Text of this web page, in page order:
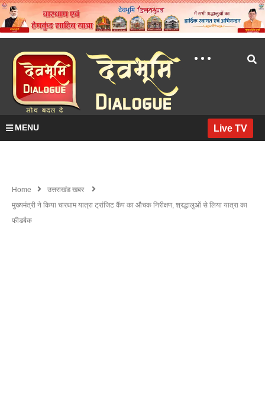
MENU Live TV
Home
उत्तराखंड खबर
मुख्यमंत्री ने किया चारधाम यात्रा ट्रांजिट कैंप का औचक निरीक्षण, श्रद्धालुओं से लिया यात्रा का
फीडबैक